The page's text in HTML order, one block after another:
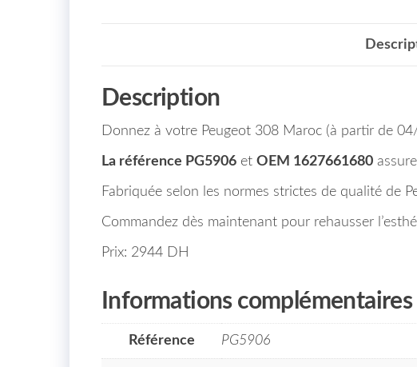
Description
Donnez à votre Peugeot 308 Maroc (à partir de
La référence PG5906 et OEM 1627661680
Fabriquée selon les normes strictes de qualité de
Commandez dès maintenant pour rehausser
Prix: 2944 DH
Informations complémentaires
Référence PG5906